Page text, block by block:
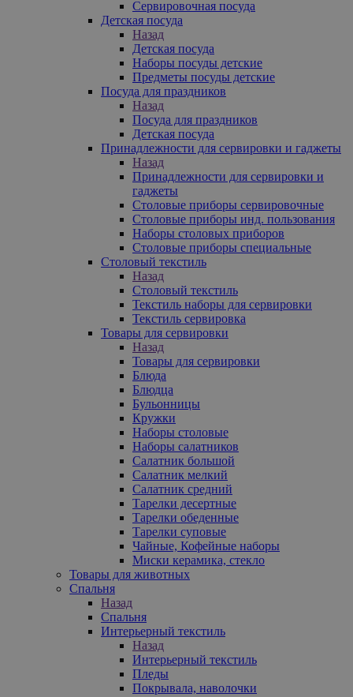
Сервировочная посуда
Детская посуда
Назад
Детская посуда
Наборы посуды детские
Предметы посуды детские
Посуда для праздников
Назад
Посуда для праздников
Детская посуда
Принадлежности для сервировки и гаджеты
Назад
Принадлежности для сервировки и
гаджеты
Столовые приборы сервировочные
Столовые приборы инд. пользования
Наборы столовых приборов
Столовые приборы специальные
Столовый текстиль
Назад
Столовый текстиль
Текстиль наборы для сервировки
Текстиль сервировка
Товары для сервировки
Назад
Товары для сервировки
Блюда
Блюдца
Бульонницы
Кружки
Наборы столовые
Наборы салатников
Салатник большой
Салатник мелкий
Салатник средний
Тарелки десертные
Тарелки обеденные
Тарелки суповые
Чайные, Кофейные наборы
Миски керамика, стекло
Товары для животных
Спальня
Назад
Спальня
Интерьерный текстиль
Назад
Интерьерный текстиль
Пледы
Покрывала, наволочки